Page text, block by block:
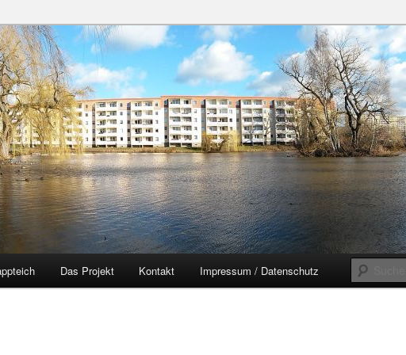
Yorckgebiet
Das Projekt Kontakt Impressum / Datenschutz